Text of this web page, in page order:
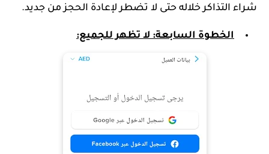
شراء التذاكر خلاله حتى لا تضطر لإعادة الحجز من جديد.
الخطوة السابعة: لا تظهر للجميع: